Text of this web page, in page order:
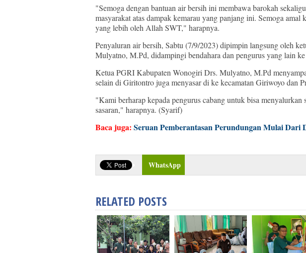
"Semoga dengan bantuan air bersih ini membawa barokah
masyarakat atas dampak kemarau yang panjang ini. Semoga amal
yang lebih oleh Allah SWT," harapnya.
Penyaluran air bersih, Sabtu (7/9/2023) dipimpin langsung oleh
Mulyatno, M.Pd, didampingi bendahara dan pengurus yang lain
Ketua PGRI Kabupaten Wonogiri Drs. Mulyatno, M.Pd
selain di Giritontro juga menyasar di ke kecamatan Giriwoyo dan
"Kami berharap kepada pengurus cabang untuk bisa menyalurkan
sasaran," harapnya. (Syarif)
Baca juga: Seruan Pemberantasan Perundungan Mulai Dari
WhatsApp
RELATED POSTS